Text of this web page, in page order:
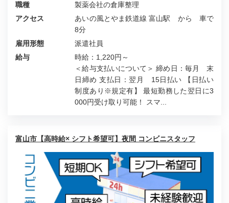
職種
製薬会社の倉庫整理
アクセス
あいの風とやま鉄道線 富山駅 から 車で
8分
雇用形態
派遣社員
給与
時給：1,220円～
＜給与支払いについて＞ 締め日：毎月 末
日締め 支払日：翌月 15日払い 【日払い
制度あり※規定有】 最短勤務した翌日に3
000円受け取り可能！ スマ...
富山市【高時給× シフト希望可】夜間 コンビニスタッフ